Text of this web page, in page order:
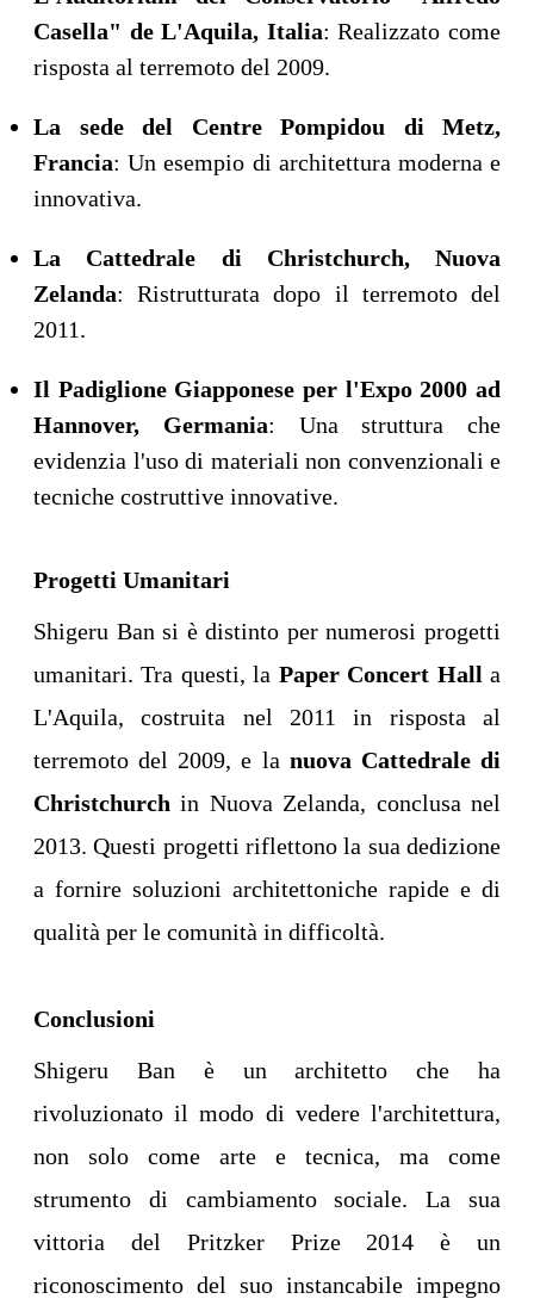
Casella" de L'Aquila, Italia: Realizzato come
risposta al terremoto del 2009.
La sede del Centre Pompidou di Metz,
Francia: Un esempio di architettura moderna e
innovativa.
La Cattedrale di Christchurch, Nuova
Zelanda: Ristrutturata dopo il terremoto del
2011.
Il Padiglione Giapponese per l'Expo 2000 ad
Hannover, Germania: Una struttura che
evidenzia l'uso di materiali non convenzionali e
tecniche costruttive innovative.
Progetti Umanitari
Shigeru Ban si è distinto per numerosi progetti
umanitari. Tra questi, la Paper Concert Halla
L'Aquila, costruita nel 2011 in risposta al
terremoto del 2009, e la nuova Cattedrale di
Christchurch in Nuova Zelanda, conclusa nel
2013. Questi progetti riflettono la sua dedizione
a fornire soluzioni architettoniche rapide e di
qualità per le comunità in difficoltà.
Conclusioni
Shigeru Ban è un architetto che ha
rivoluzionato il modo di vedere l'architettura,
non solo come arte e tecnica, ma come
strumento di cambiamento sociale. La sua
vittoria del Pritzker Prize 2014 è un
riconoscimento del suo instancabile impegno